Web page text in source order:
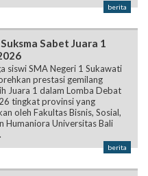
berita
Sabet Juara 1
siswi SMA Negeri 1 Sukawati
prestasi gemilang
Juara 1 dalam Lomba Debat
tingkat provinsi yang
oleh Fakultas Bisnis, Sosial,
Humaniora Universitas Bali
berita